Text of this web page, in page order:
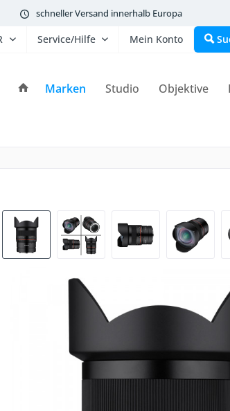
schneller Versand innerhalb Europa
Service/Hilfe Mein Konto
Marken Studio Objektive